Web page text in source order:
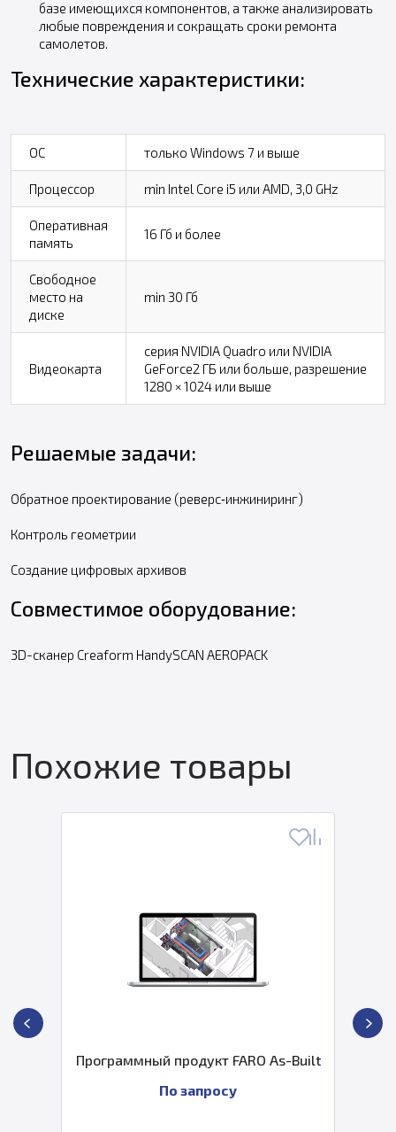
базе имеющихся компонентов, а также анализировать
любые повреждения и сокращать сроки ремонта
самолетов.
Технические характеристики:
ОС только Windows 7 и выше
Процессор min Intel Core i5 или AMD, 3,0 GHz
Оперативная
память
16 Гб и более
Свободное
место на
диске
min 30 Гб
Видеокарта
серия NVIDIA Quadro или NVIDIA
GeForce2 ГБ или больше, разрешение
1280 × 1024 или выше
Решаемые задачи:
Обратное проектирование (реверс‑инжиниринг)
Контроль геометрии
Создание цифровых архивов
Совместимое оборудование:
3D-сканер Creaform HandySCAN AEROPACK
Похожие товары
Программный продукт FARO As-Built
По запросу